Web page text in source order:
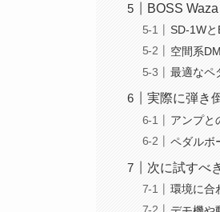
BOSS
SD-1W
空間系
最適なペ
実際に弾き
アンプと
ペダルボ
次に試すべ
環境に合